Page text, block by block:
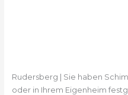
Rudersberg | Sie haben
oder in Ihrem Eigenheim